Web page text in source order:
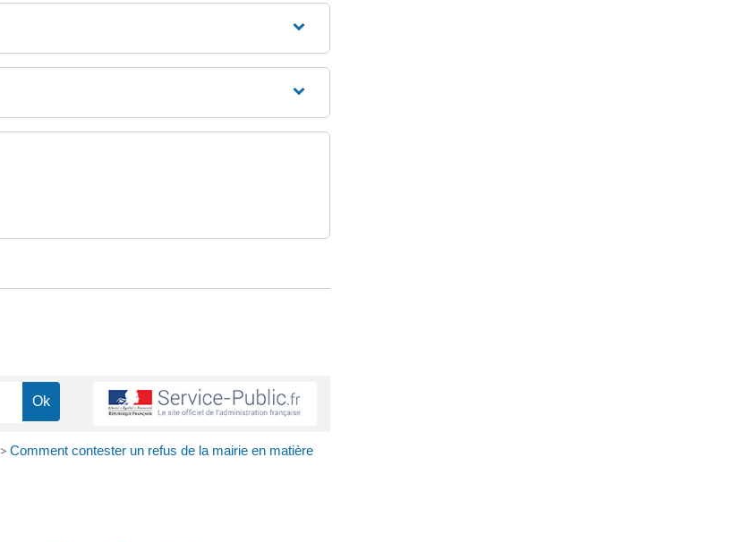
> Comment contester un refus de la mairie en matière